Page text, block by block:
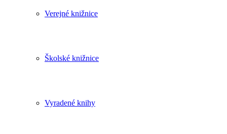
Verejné knižnice
Školské knižnice
Vyradené knihy